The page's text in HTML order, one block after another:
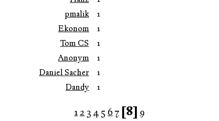
pmalik
1
Ekonom
1
Tom CS
1
Anonym
1
Daniel Sacher
1
Dandy
1
1 2 3 4 5 6 7 [8] 9